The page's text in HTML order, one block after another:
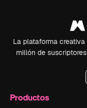
La plataforma
millón de
Productos